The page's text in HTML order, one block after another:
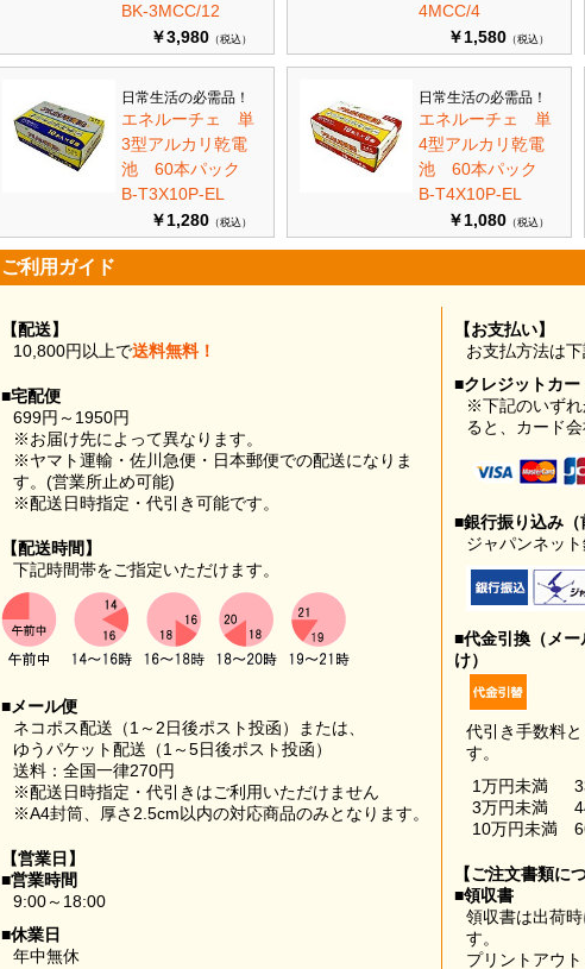
BK-3MCC/12
￥3,980 （税込）
4MCC/4
￥1,580 （税込）
日常生活の必需品！
エネルーチェ 単
3型アルカリ乾電
池 60本パック
B-T3X10P-EL
￥1,280 （税込）
日常生活の必需品！
エネルーチェ 単
4型アルカリ乾電
池 60本パック
B-T4X10P-EL
￥1,080 （税込）
ご利用ガイド
【配送】
10,800円以上で送料無料！
■宅配便
699円～1950円
※お届け先によって異なります。
※ヤマト運輸・佐川急便・日本郵便での配送になりま
す。(営業所止め可能)
※配送日時指定・代引き可能です。
【配送時間】
下記時間帯をご指定いただけます。
■メール便
ネコポス配送（1～2日後ポスト投函）または、
ゆうパケット配送（1～5日後ポスト投函）
送料：全国一律270円
※配送日時指定・代引きはご利用いただけません
※A4封筒、厚さ2.5cm以内の対応商品のみとなります。
【営業日】
■営業時間
9:00～18:00
■休業日
年中無休
【お支払い】
お支払方法は
■クレジットカー
※下記のいずれ
ると、カード
■銀行振り込み（
ジャパンネッ
■代金引換（メ
け）
代引き手数料
す。
1万円未満
3万円未満
10万円未満
【ご注文書類に
■領収書
領収書は出荷
す。
プリントアウト